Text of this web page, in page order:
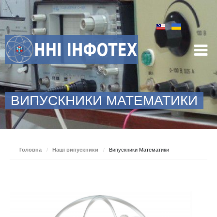
ВИПУСКНИКИ МАТЕМАТИКИ
Головна / Наші випускники / Випускники Математики